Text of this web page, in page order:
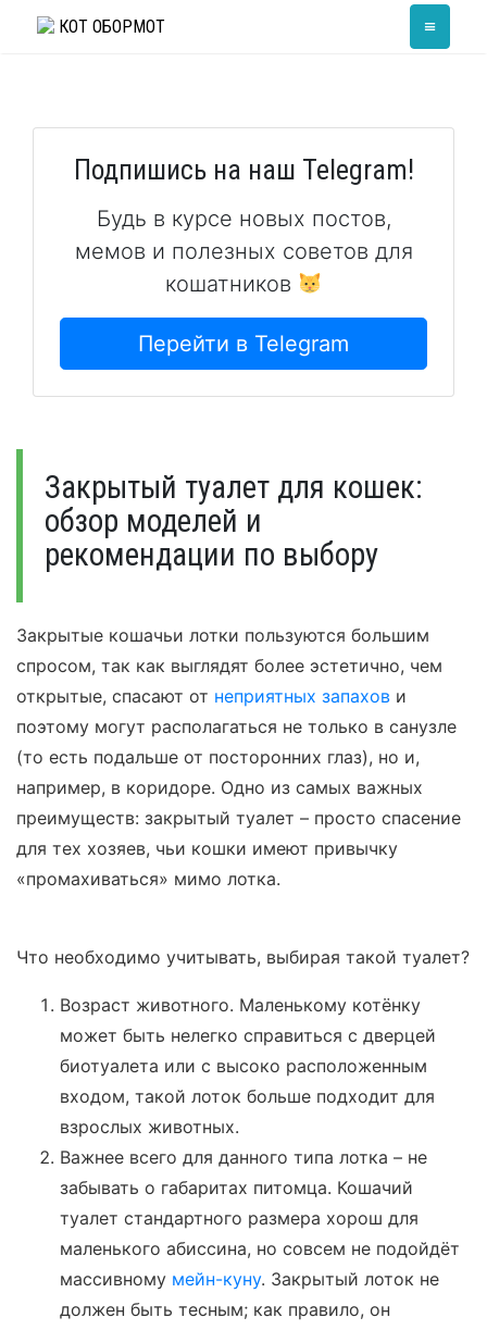
КОТ ОБОРМОТ ≡
Подпишись на наш Telegram!
Будь в курсе новых постов,
мемов и полезных советов для
кошатников
Перейти в Telegram
Закрытый туалет для кошек:
обзор моделей и
рекомендации по выбору
Закрытые кошачьи лотки пользуются большим
спросом, так как выглядят более эстетично, чем
открытые, спасают от неприятных запахов и
поэтому могут располагаться не только в санузле
(то есть подальше от посторонних глаз), но и,
например, в коридоре. Одно из самых важных
преимуществ: закрытый туалет – просто спасение
для тех хозяев, чьи кошки имеют привычку
«промахиваться» мимо лотка.
Что необходимо учитывать, выбирая такой туалет?
Возраст животного. Маленькому котёнку
может быть нелегко справиться с дверцей
биотуалета или с высоко расположенным
входом, такой лоток больше подходит для
взрослых животных.
Важнее всего для данного типа лотка – не
забывать о габаритах питомца. Кошачий
туалет стандартного размера хорош для
маленького абиссина, но совсем не подойдёт
массивному мейн-куну. Закрытый лоток не
должен быть тесным; как правило, он